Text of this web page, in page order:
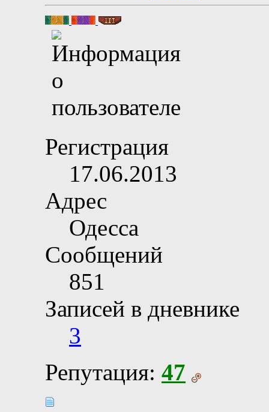
Регистрация
17.06.2013
Адрес
Одесса
Сообщений
851
Записей в дневнике
3
Репутация: 47